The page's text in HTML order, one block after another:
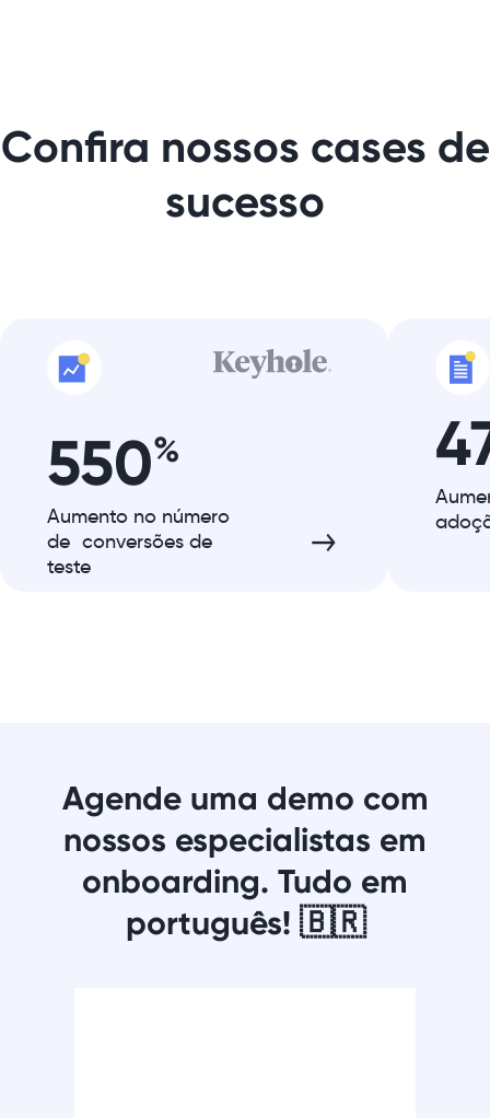
Confira nossos cases de
sucesso
550%
Aumento no número
de conversões de
teste
Agende uma demo com
nossos especialistas em
onboarding. Tudo em
português! 🇧🇷